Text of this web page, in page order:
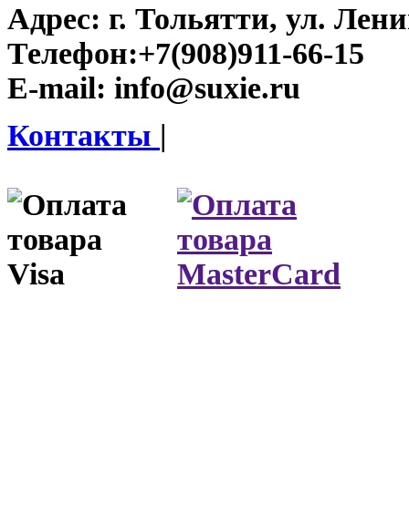
Адрес: г. Тольятти, ул.
Телефон:+7(908)911-66-15
E-mail: info@suxie.ru
Контакты |